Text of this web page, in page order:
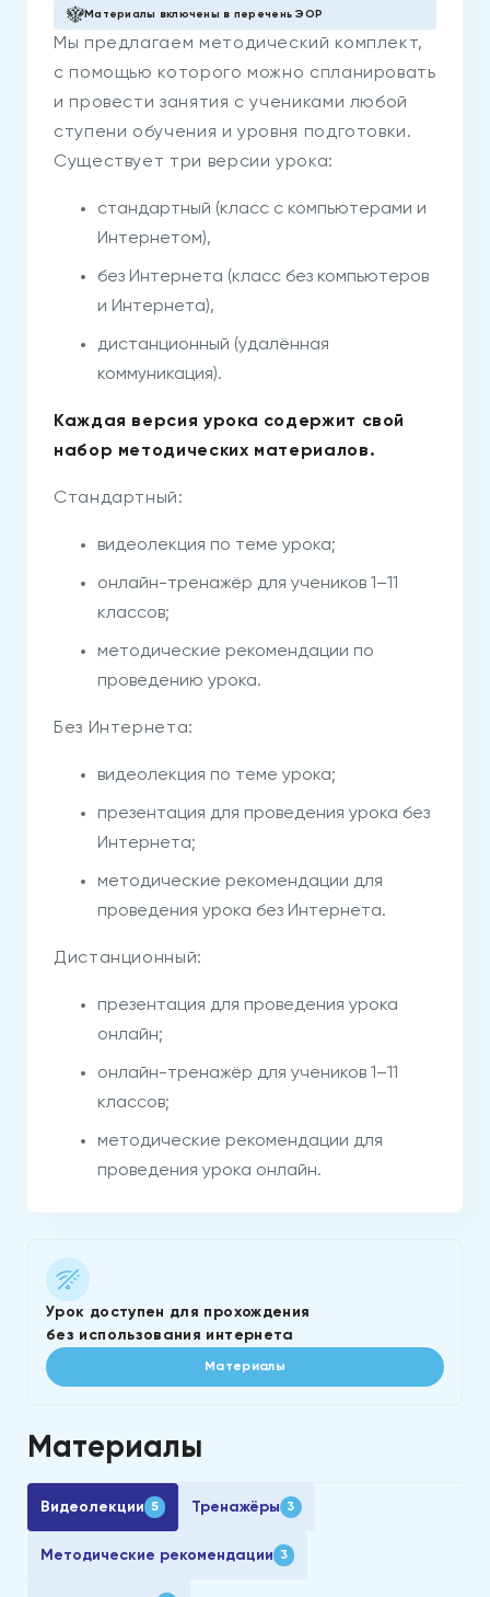
Материалы включены в перечень ЭОР
Мы предлагаем методический комплект,
с помощью которого можно спланировать
и провести занятия с учениками любой
ступени обучения и уровня подготовки.
Существует три версии урока:
стандартный (класс с компьютерами и
Интернетом),
без Интернета (класс без компьютеров
и Интернета),
дистанционный (удалённая
коммуникация).
Каждая версия урока содержит свой
набор методических материалов.
Стандартный:
видеолекция по теме урока;
онлайн-тренажёр для учеников 1–11
классов;
методические рекомендации по
проведению урока.
Без Интернета:
видеолекция по теме урока;
презентация для проведения урока без
Интернета;
методические рекомендации для
проведения урока без Интернета.
Дистанционный:
презентация для проведения урока
онлайн;
онлайн-тренажёр для учеников 1–11
классов;
методические рекомендации для
проведения урока онлайн.
Урок доступен для прохождения
без использования интернета
Материалы
Материалы
Видеолекции 5 Тренажёры 3
Методические рекомендации 3